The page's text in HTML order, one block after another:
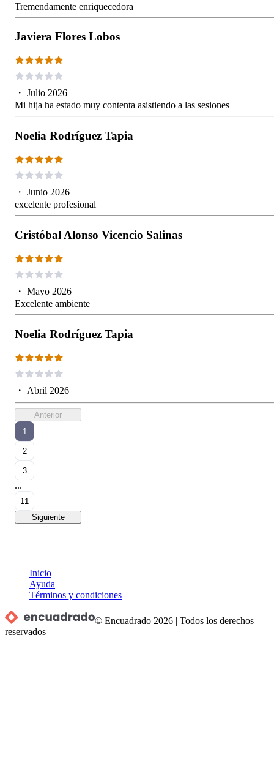
Tremendamente enriquecedora
Javiera Flores Lobos
・ Julio 2026
Mi hija ha estado muy contenta asistiendo a las sesiones
Noelia Rodríguez Tapia
・ Junio 2026
excelente profesional
Cristóbal Alonso Vicencio Salinas
・ Mayo 2026
Excelente ambiente
Noelia Rodríguez Tapia
・ Abril 2026
Anterior
1
2
3
...
11
Siguiente
Inicio
Ayuda
Términos y condiciones
© Encuadrado 2026 |Todos los derechos
reservados